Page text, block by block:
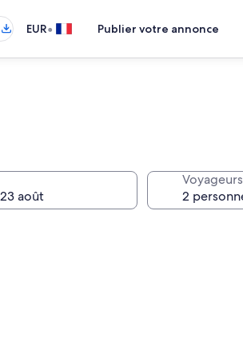
EUR• Publier votre annonce
Voyageurs